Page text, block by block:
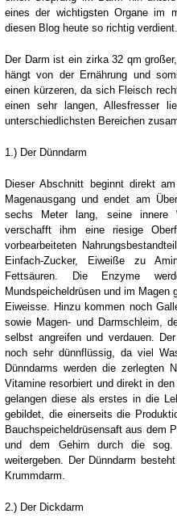
eines der wichtigsten Organe im
diesen Blog heute so richtig verdient.
Der Darm ist ein zirka 32 qm
hängt von der Ernährung und
einen kürzeren, da sich Fleisch
einen sehr langen, Allesfresser
unterschiedlichsten Bereichen
1.) Der Dünndarm
Dieser Abschnitt beginnt direkt
Magenausgang und endet am
sechs Meter lang, seine innere
verschafft ihm eine riesige
vorbearbeiteten
Einfach-Zucker, Eiweiße zu
Fettsäuren. Die Enzyme
Mundspeicheldrüsen und im Magen
Eiweisse. Hinzu kommen noch
sowie Magen- und Darmschleim,
selbst angreifen und verdauen.
noch sehr dünnflüssig, da viel
Dünndarms werden die zerlegten
Vitamine resorbiert und direkt in
gelangen diese als erstes in die
gebildet, die einerseits die
Bauchspeicheldrüsensaft aus dem
und dem Gehirn durch die sog.
weitergeben. Der Dünndarm
Krummdarm.
2.) Der Dickdarm